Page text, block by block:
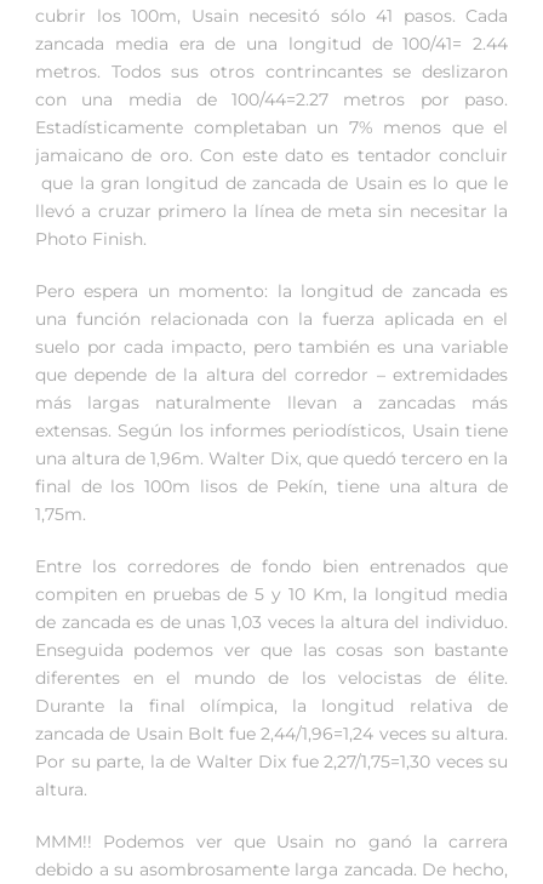
cubrir los 100m, Usain necesitó sólo 41 pasos. Cada
zancada media era de una longitud de 100/41= 2.44
metros. Todos sus otros contrincantes se deslizaron
con una media de 100/44=2.27 metros por paso.
Estadísticamente completaban un 7% menos que el
jamaicano de oro. Con este dato es tentador concluir
que la gran longitud de zancada de Usain es lo que le
llevó a cruzar primero la línea de meta sin necesitar la
Photo Finish.
Pero espera un momento: la longitud de zancada es
una función relacionada con la fuerza aplicada en el
suelo por cada impacto, pero también es una variable
que depende de la altura del corredor – extremidades
más largas naturalmente llevan a zancadas más
extensas. Según los informes periodísticos, Usain tiene
una altura de 1,96m. Walter Dix, que quedó tercero en la
final de los 100m lisos de Pekín, tiene una altura de
1,75m.
Entre los corredores de fondo bien entrenados que
compiten en pruebas de 5 y 10 Km, la longitud media
de zancada es de unas 1,03 veces la altura del individuo.
Enseguida podemos ver que las cosas son bastante
diferentes en el mundo de los velocistas de élite.
Durante la final olímpica, la longitud relativa de
zancada de Usain Bolt fue 2,44/1,96=1,24 veces su altura.
Por su parte, la de Walter Dix fue 2,27/1,75=1,30 veces su
altura.
MMM!! Podemos ver que Usain no ganó la carrera
debido a su asombrosamente larga zancada. De hecho,